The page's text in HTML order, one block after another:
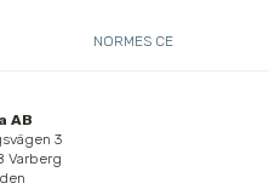
NORMES CE
AB
3
Varberg